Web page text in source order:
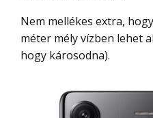
Nem mellékes extra, hogy IP68 szinten vízálló (1.5
méter mély vízben lehet
hogy károsodna).